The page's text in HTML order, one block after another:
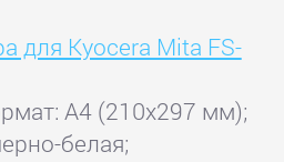
для Kyocera Mita FS-
A4 (210x297 мм);
белая;